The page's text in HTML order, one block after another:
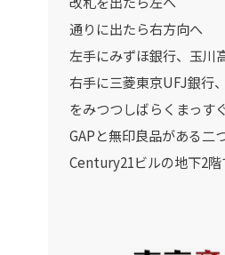
通りに出たら右方向へ
左手にみずほ銀行、玉川
右手に三菱東京UFJ銀行
をみつつしばらくまっす
GAPと無印良品がある二
Century21ビルの地下2階